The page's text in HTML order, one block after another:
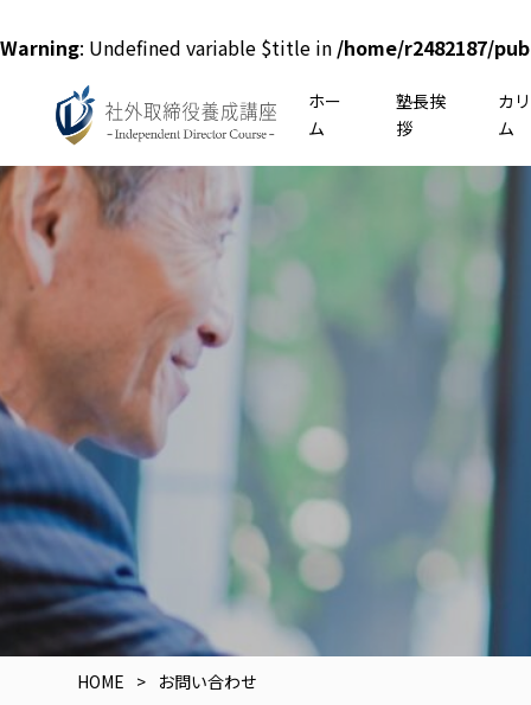
Warning: Undefined variable $title in /home/r2482187/
ホー
ム
塾長挨
拶
カ
ム
HOME お問い合わせ